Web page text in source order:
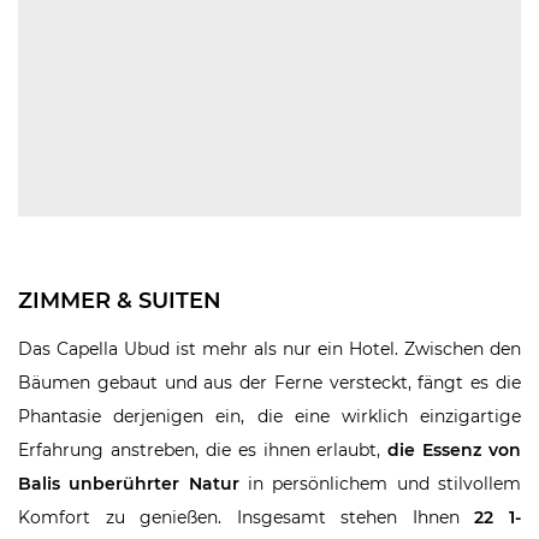
ZIMMER & SUITEN
Das Capella Ubud ist mehr als nur ein Hotel. Zwischen den
Bäumen gebaut und aus der Ferne versteckt, fängt es die
Phantasie derjenigen ein, die eine wirklich einzigartige
Erfahrung anstreben, die es ihnen erlaubt,die Essenz von
Balis unberührter Naturin persönlichem und stilvollem
Komfort zu genießen. Insgesamt stehen Ihnen22 1-